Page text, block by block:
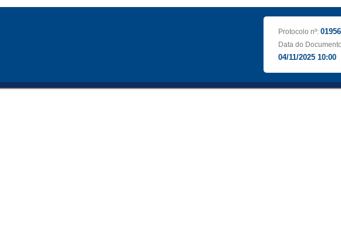
Protocolo nº:
Data do Documento
04/11/2025 10:00